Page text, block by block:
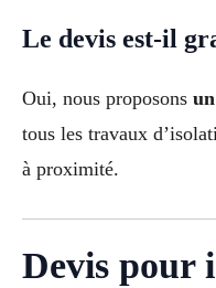
Le devis est-il
Oui, nous proposons
tous les travaux
à proximité.
Devis pour